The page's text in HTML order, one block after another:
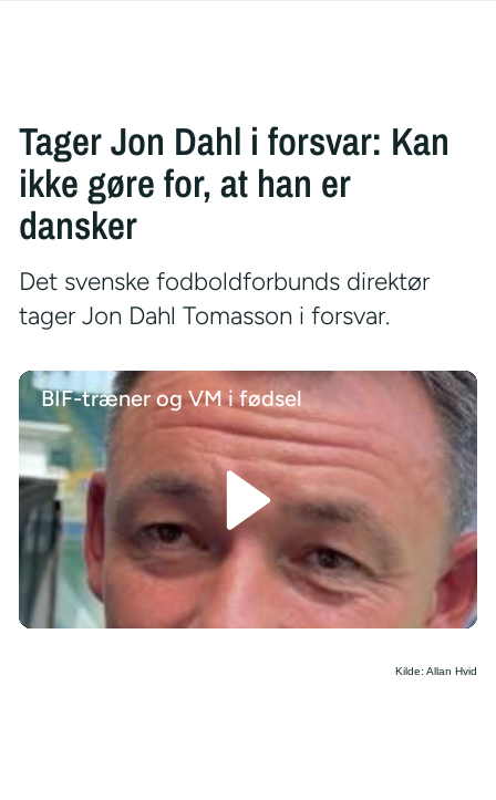
Tager Jon Dahl i forsvar: Kan
ikke gøre for, at han er
dansker
Det svenske fodboldforbunds direktør
tager Jon Dahl Tomasson i forsvar.
BIF-træner og VM i fødsel
Kilde: Allan Hvid